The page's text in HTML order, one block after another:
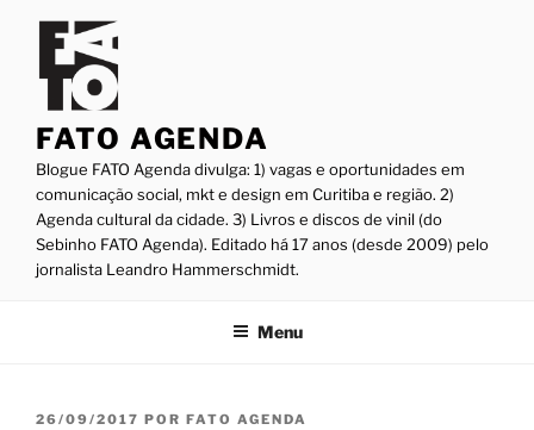
conteúdo
FATO AGENDA
Blogue FATO Agenda divulga: 1) vagas e oportunidades em
comunicação social, mkt e design em Curitiba e região. 2)
Agenda cultural da cidade. 3) Livros e discos de vinil (do
Sebinho FATO Agenda). Editado há 17 anos (desde 2009) pelo
jornalista Leandro Hammerschmidt.
Menu
PUBLICADO
26/09/2017 POR FATO AGENDA